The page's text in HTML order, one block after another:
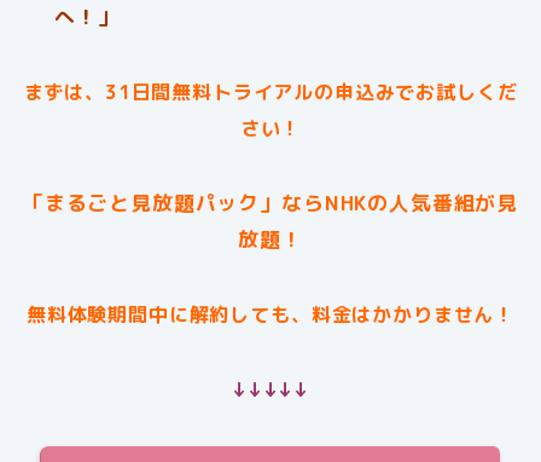
へ！」
まずは、31日間無料トライアルの申込みでお試しくだ
さい！
「まるごと見放題パック」ならNHKの人気番組が見
放題！
無料体験期間中に解約しても、料金はかかりません！
↓↓↓↓↓